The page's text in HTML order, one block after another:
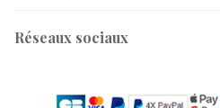
Réseaux sociaux